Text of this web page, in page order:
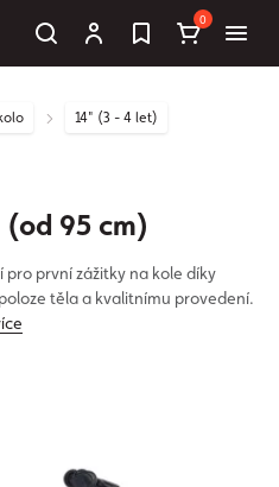
0
14" (3 - 4 let)
95 cm)
pro první zážitky na kole díky
těla a kvalitnímu provedení.